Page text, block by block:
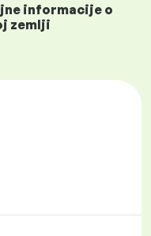
informacije o
zemlji